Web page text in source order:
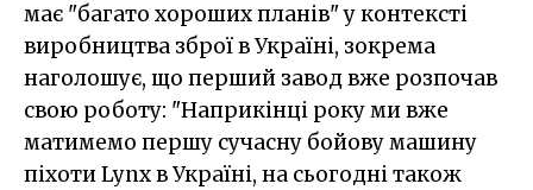
має "багато хороших планів" у контексті
виробництва зброї в Україні, зокрема
наголошує, що перший завод вже розпочав
свою роботу: "Наприкінці року ми вже
матимемо першу сучасну бойову машину
піхоти Lynx в Україні, на сьогодні також